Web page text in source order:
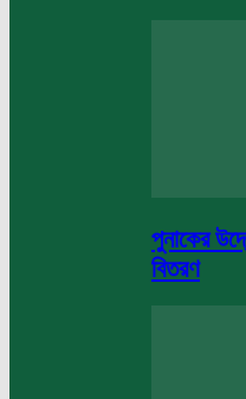
পুনাকের
বিতরণ